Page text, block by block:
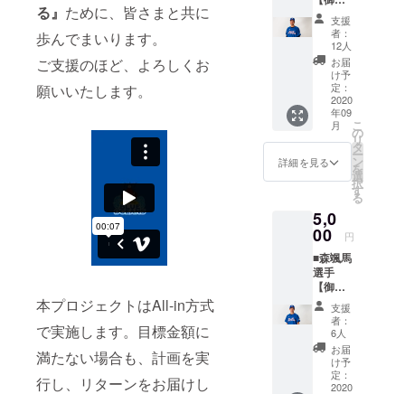
る』 ために、皆さまと共に
歩んでまいります。
ご支援のほど、よろしくお
願いいたします。
本プロジェクトはAll-in方式
で実施します。目標金額に
満たない場合も、計画を実
行し、リターンをお届けし
オルの
デザイ
ンは変
更の可
能性も
ござい
ます。
ズを応
援した
いとい
う方は
こちら
よりご
支援を
よろし
くお願
いいた
しま
お願い
いたし
ます。
※マフ
ラータ
オルの
デザイ
ンは変
更の可
能性も
ござい
ます。
オリジ
ナルマ
フラー
タオル
をお送
りいた
しま
す。 加
藤徹選
手のオ
リジナ
琉球ブ
ルー
オー
シャン
ズを応
援した
いとい
う方は
こちら
よりご
支援を
よろし
手紙＋
大城駿
斗選手
オリジ
ナルマ
フラー
タオ
ル】 大
城駿斗
選手の
サイン
入り御
礼手紙
ルで送
らせて
いただ
くのに
加え、
大城駿
斗選手
のオリ
ジナル
マフ
ラータ
オルを
お送り
支援
者：
12人
お届
け予
定：
2020
年09
月
詳細を見る
こ
の
リ
タ
ー
ン
を
選
択
す
る
5,0
00 円
■森颯馬
選手
【御礼
手紙＋
森颯馬
選手オ
リジナ
ルマフ
ラータ
オル】
支援
者：
6人
お届
け予
定：
2020